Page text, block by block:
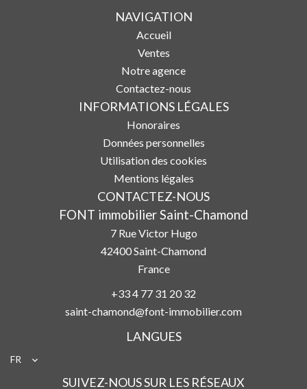
NAVIGATION
Accueil
Ventes
Notre agence
Contactez-nous
INFORMATIONS LÉGALES
Honoraires
Données personnelles
Utilisation des cookies
Mentions légales
CONTACTEZ-NOUS
FONT immobilier Saint-Chamond
7 Rue Victor Hugo
42400Saint-Chamond
France
+33 4 77 31 20 32
saint-chamond@font-immobilier.com
LANGUES
FR
SUIVEZ-NOUS SUR LES RÉSEAUX